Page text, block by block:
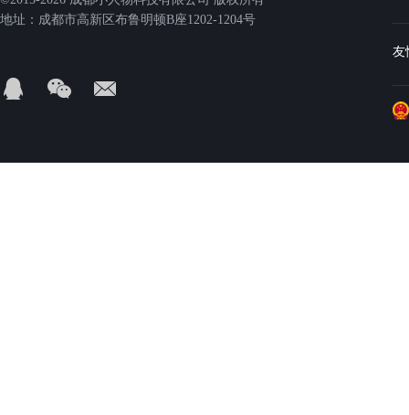
地址：成都市高新区布鲁明顿B座1202-1204号